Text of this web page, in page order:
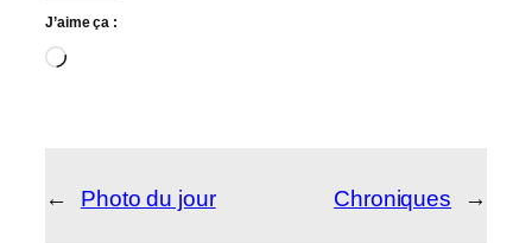
J’aime ça :
Chargement…
← Photo du jour Chroniques →